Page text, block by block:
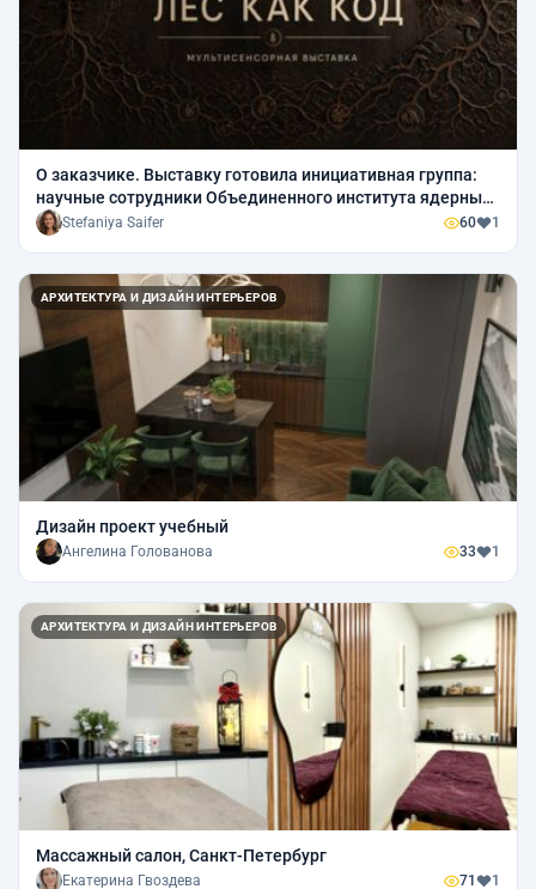
О заказчике. Выставку готовила инициативная группа:
научные сотрудники Объединенного института ядерных
исследований совместно с Универсальной библиотекой
Stefaniya Saifer 60 1
АРХИТЕКТУРА И ДИЗАЙН ИНТЕРЬЕРОВ
Дизайн проект учебный
Ангелина Голованова 33 1
АРХИТЕКТУРА И ДИЗАЙН ИНТЕРЬЕРОВ
Массажный салон, Санкт-Петербург
Екатерина Гвоздева 71 1